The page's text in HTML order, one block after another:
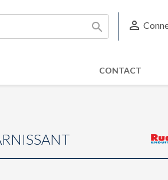
 
CONTACT